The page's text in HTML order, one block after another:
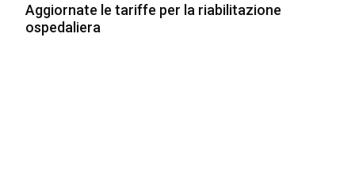
Aggiornate le tariffe per la riabilitazione
ospedaliera